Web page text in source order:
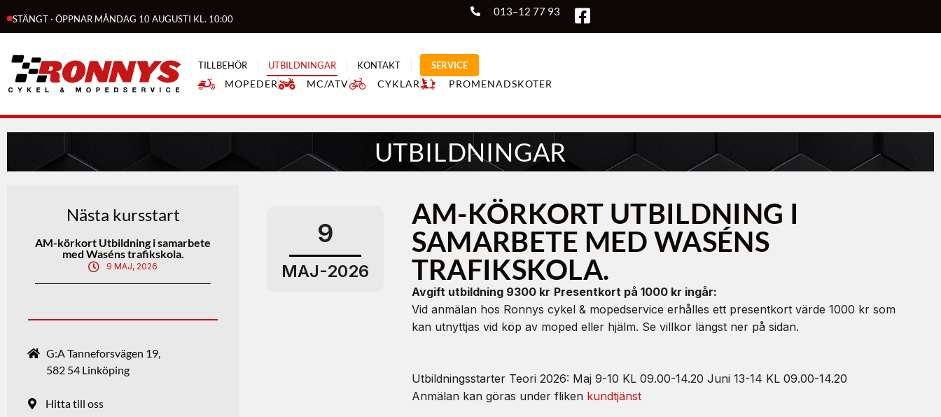
STÄNGT · ÖPPNAR MÅNDAG 10 AUGUSTI KL. 10:00
013–12 77 93
TILLBEHÖR UTBILDNINGAR KONTAKT SERVICE
MOPEDER MC/ATV CYKLAR PROMENADSKOTER
UTBILDNINGAR
Nästa kursstart
AM-körkort Utbildning i samarbete
med Waséns trafikskola.
9 MAJ, 2026
G:A Tanneforsvägen 19,
582 54 Linköping
Hitta till oss
9
MAJ-2026
AM-KÖRKORT UTBILDNING I
SAMARBETE MED WASÉNS
TRAFIKSKOLA.
Avgift utbildning 9300 kr Presentkort på 1000 kr ingår:
Vid anmälan hos Ronnys cykel & mopedservice erhålles ett presentkort värde 1000 kr som
kan utnyttjas vid köp av moped eller hjälm. Se villkor längst ner på sidan.
Utbildningsstarter Teori 2026: Maj 9-10 KL 09.00-14.20 Juni 13-14 KL 09.00-14.20
Anmälan kan göras under fliken kundtjänst